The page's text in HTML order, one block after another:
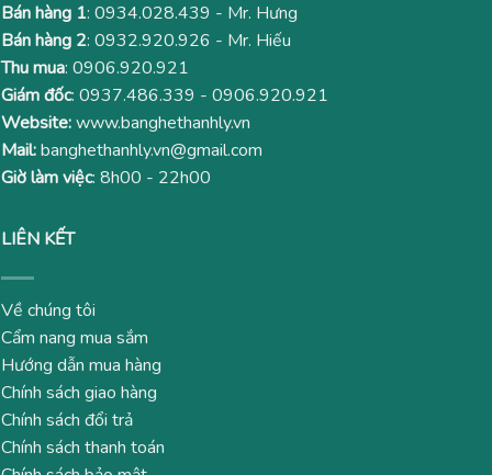
Bán hàng 1: 0934.028.439 - Mr. Hưng
Bán hàng 2: 0932.920.926 - Mr. Hiếu
Thu mua: 0906.920.921
Giám đốc: 0937.486.339 - 0906.920.921
Website:www.banghethanhly.vn
Mail:banghethanhly.vn@gmail.com
Giờ làm việc: 8h00 - 22h00
LIÊN KẾT
Về chúng tôi
Cẩm nang mua sắm
Hướng dẫn mua hàng
Chính sách giao hàng
Chính sách đổi trả
Chính sách thanh toán